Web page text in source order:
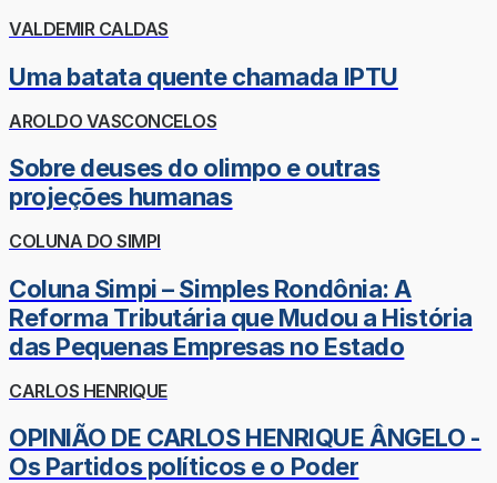
VALDEMIR CALDAS
Uma batata quente chamada IPTU
AROLDO VASCONCELOS
Sobre deuses do olimpo e outras
projeções humanas
COLUNA DO SIMPI
Coluna Simpi – Simples Rondônia: A
Reforma Tributária que Mudou a História
das Pequenas Empresas no Estado
CARLOS HENRIQUE
OPINIÃO DE CARLOS HENRIQUE ÂNGELO -
Os Partidos políticos e o Poder